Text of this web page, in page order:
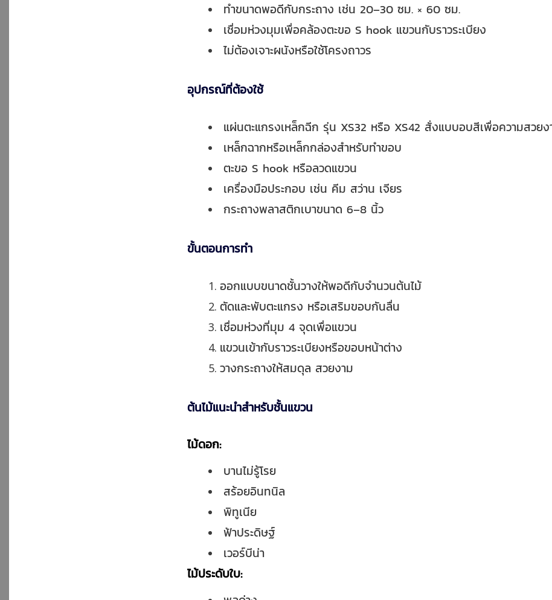
ทำขนาดพอดีกับกระถาง เช่น 20–30 ซม. × 60 ซม.
เชื่อมห่วงมุมเพื่อคล้องตะขอ S hook แขวนกับราวระเบียง
ไม่ต้องเจาะผนังหรือใช้โครงถาวร
อุปกรณ์ที่ต้องใช้
แผ่นตะแกรงเหล็กฉีก รุ่น XS32 หรือ XS42 สั่งแบบอบสีเพื่อความสวย
เหล็กฉากหรือเหล็กกล่องสำหรับทำขอบ
ตะขอ S hook หรือลวดแขวน
เครื่องมือประกอบ เช่น คีม สว่าน เจียร
กระถางพลาสติกเบาขนาด 6–8 นิ้ว
ขั้นตอนการทำ
ออกแบบขนาดชั้นวางให้พอดีกับจำนวนต้นไม้
ตัดและพับตะแกรง หรือเสริมขอบกันลื่น
เชื่อมห่วงที่มุม 4 จุดเพื่อแขวน
แขวนเข้ากับราวระเบียงหรือขอบหน้าต่าง
วางกระถางให้สมดุล สวยงาม
ต้นไม้แนะนำสำหรับชั้นแขวน
ไม้ดอก:
บานไม่รู้โรย
สร้อยอินทนิล
พิทูเนีย
ฟ้าประดิษฐ์
เวอร์บีน่า
ไม้ประดับใบ: